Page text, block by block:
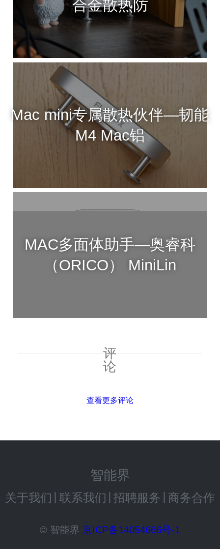
合金散热防
Mac mini专属散热伙伴—韧能
M4 Mac铝
MAC多面体助手—奥睿科
（ORICO） MiniLin
评
论
查看更多评论
智能界
关于我们丨联系我们丨招聘服务丨商务合作
© 智能界 京ICP备14054666号-1